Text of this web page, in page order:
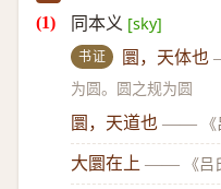
同本义 [sky]
书证 圜，天体也
为圆。圆之规为圆
圜，天道也 ——
大圜在上 —— 《吕